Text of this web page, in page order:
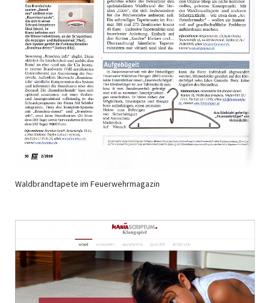
Waldbrandtapete im Feuerwehrmagazin